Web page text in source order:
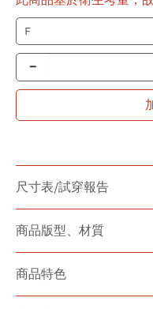
-
尺寸表/試穿報告
商品版型、材質
商品特色